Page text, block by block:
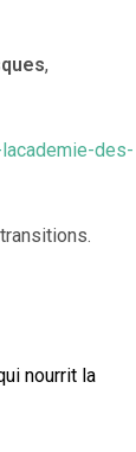
,
des-
nourrit la